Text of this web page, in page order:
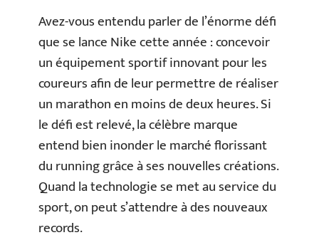
Avez-vous entendu parler de l’énorme défi
que se lance Nike cette année : concevoir
un équipement sportif innovant pour les
coureurs afin de leur permettre de réaliser
un marathon en moins de deux heures. Si
le défi est relevé, la célèbre marque
entend bien inonder le marché florissant
du running grâce à ses nouvelles créations.
Quand la technologie se met au service du
sport, on peut s’attendre à des nouveaux
records.